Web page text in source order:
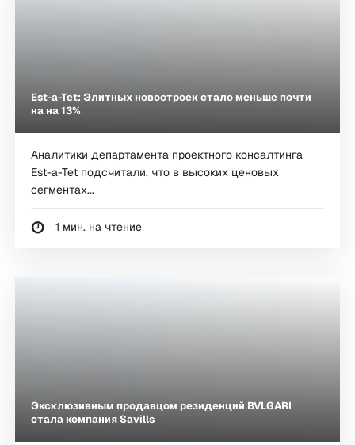
Est-a-Tet: Элитных новостроек стало меньше почти
на на 13%
Аналитики департамента проектного консалтинга
Est-a-Tet подсчитали, что в высоких ценовых
сегментах...
1 мин. на чтение
Эксклюзивным продавцом резиденций BVLGARI
стала компания Savills